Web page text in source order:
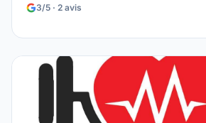
3/5 · 2 avis